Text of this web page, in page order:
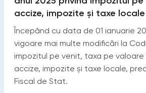
accize, impozite și taxe locale
Începând cu data de 01 ianuarie
vigoare mai multe modificări la
impozitul pe venit, taxa pe
accize, impozite și taxe locale,
Fiscal de Stat.